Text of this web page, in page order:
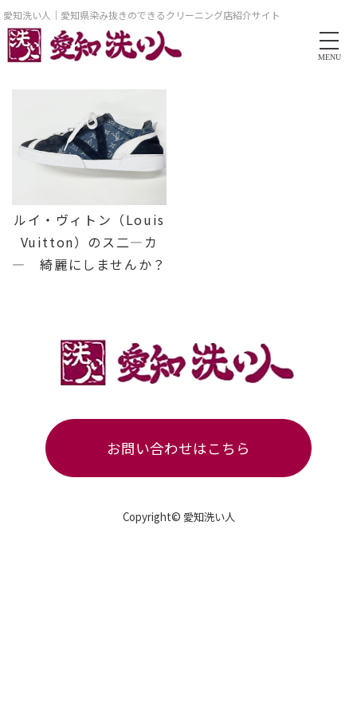
愛知洗い人｜愛知県染み抜きのできるクリーニング店紹介サイト
MENU
ルイ・ヴィトン（Louis
Vuitton）のス二―カ
― 綺麗にしませんか？
お問い合わせはこちら
Copyright© 愛知洗い人